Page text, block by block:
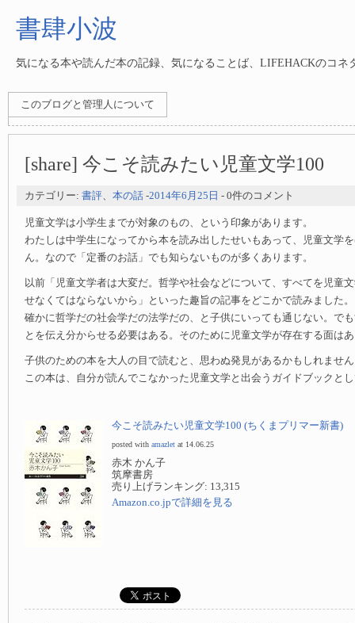
書肆小波
気になる本や読んだ本の記録、気になることば、LIFEHACKのコネ
このブログと管理人について
[share] 今こそ読みたい児童文学100
カテゴリー: 書評、 本の話 -2014年6月25日 - 0件のコメント
児童文学は小学生までが対象のもの、という印象があります。
わたしは中学生になってから本を読み出したせいもあって、児童文学
ん。なので「定番のお話」でも知らないものが多くあります。
以前「児童文学者は大変だ。哲学や社会などについて、すべてを児童
せなくてはならないから」といった趣旨の記事をどこかで読みました。
確かに哲学だの社会学だの法学だの、と子供にいっても通じない。で
とを伝え分からせる必要はある。そのために児童文学が存在する面は
子供のための本を大人の目で読むと、思わぬ発見があるかもしれませ
この本は、自分が読んでこなかった児童文学と出会うガイドブックと
今こそ読みたい児童文学100 (ちくまプリマー新書)
posted with amazlet at 14.06.25
赤木 かん子
筑摩書房
売り上げランキング: 13,315
Amazon.co.jpで詳細を見る